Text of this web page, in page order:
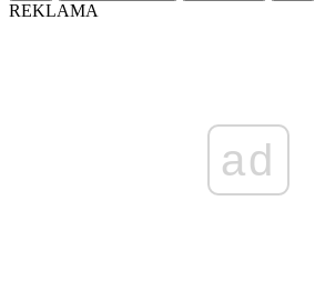
REKLAMA
ad